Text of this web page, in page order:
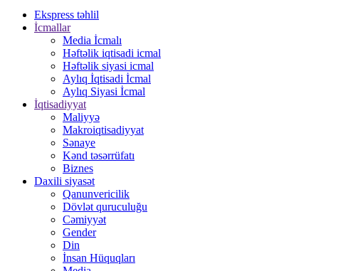
Ekspress təhlil
İcmallar
Media İcmalı
Həftəlik iqtisadi icmal
Həftəlik siyasi icmal
Aylıq İqtisadi İcmal
Aylıq Siyasi İcmal
İqtisadiyyat
Maliyyə
Makroiqtisadiyyat
Sənaye
Kənd təsərrüfatı
Biznes
Daxili siyasət
Qanunvericilik
Dövlət quruculuğu
Cəmiyyət
Gender
Din
İnsan Hüquqları